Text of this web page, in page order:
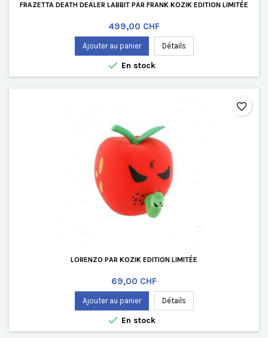
FRAZETTA DEATH DEALER LABBIT PAR FRANK KOZIK EDITION LIMITÉE
Prix
499,00 CHF
Ajouter au panier Détails
 En stock
LORENZO PAR KOZIK EDITION LIMITÉE
Prix
69,00 CHF
Ajouter au panier Détails
 En stock
favorite_border